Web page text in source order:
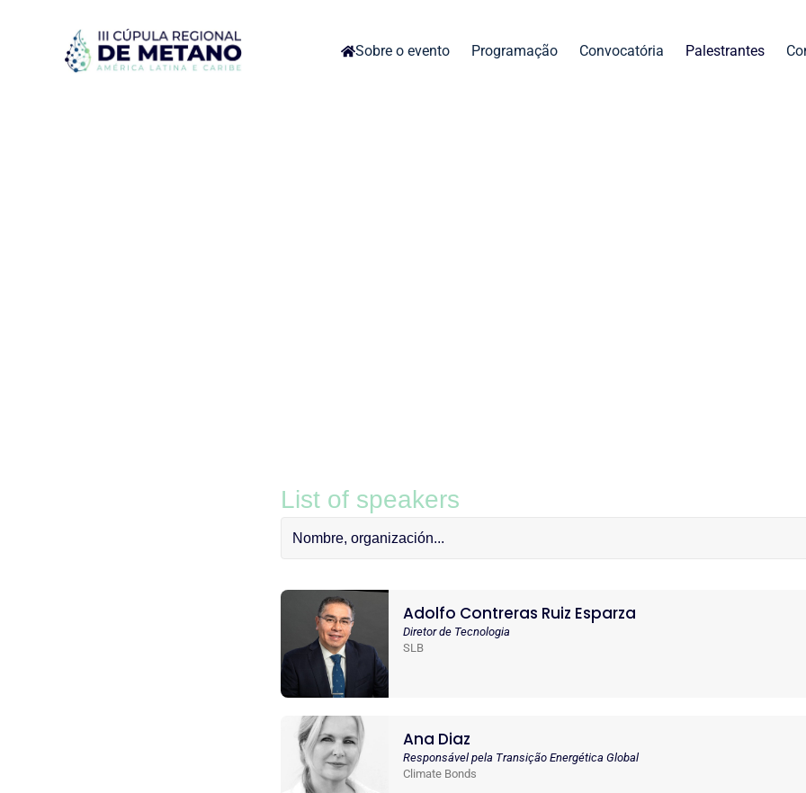
Sobre o evento Programação Convocatória Palestrantes
List of speakers
Adolfo Contreras Ruiz Esparza
Diretor de Tecnologia
SLB
Ana Diaz
Responsável pela Transição Energética Global
Climate Bonds